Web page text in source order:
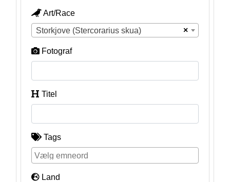
Art/Race
×
Storkjove (Stercorarius skua)
Fotograf
Titel
Tags
Land